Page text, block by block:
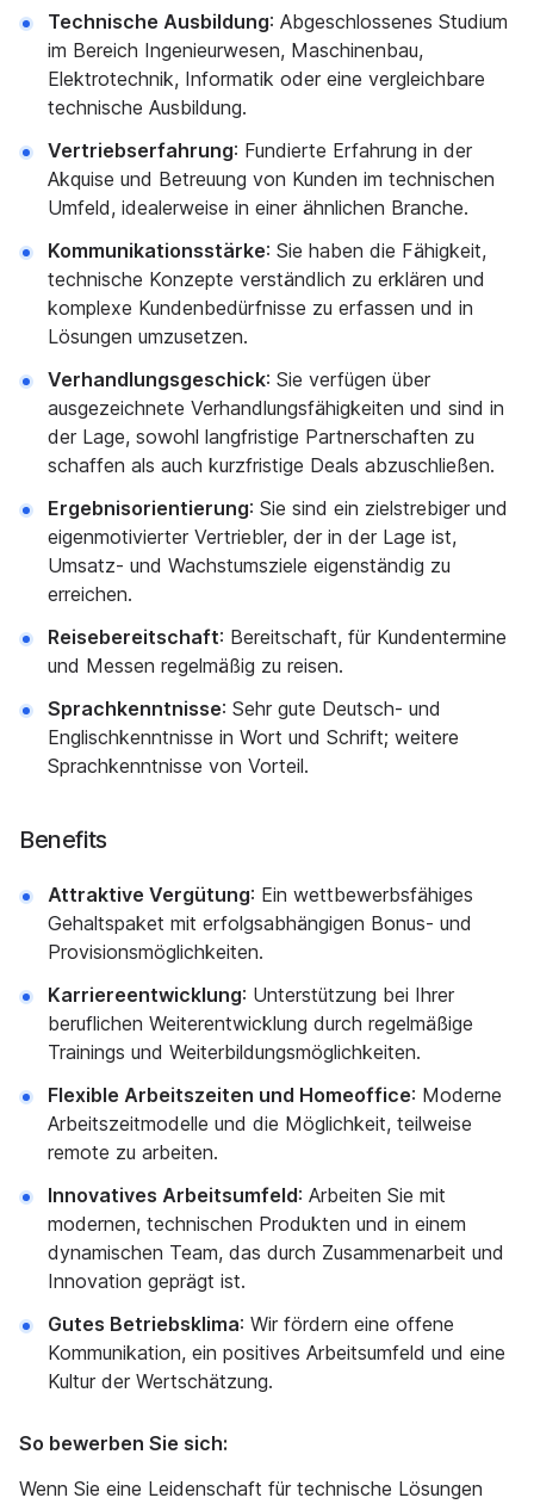
Technische Ausbildung: Abgeschlossenes Studium
im Bereich Ingenieurwesen, Maschinenbau,
Elektrotechnik, Informatik oder eine vergleichbare
technische Ausbildung.
Vertriebserfahrung: Fundierte Erfahrung in der
Akquise und Betreuung von Kunden im technischen
Umfeld, idealerweise in einer ähnlichen Branche.
Kommunikationsstärke: Sie haben die Fähigkeit,
technische Konzepte verständlich zu erklären und
komplexe Kundenbedürfnisse zu erfassen und in
Lösungen umzusetzen.
Verhandlungsgeschick: Sie verfügen über
ausgezeichnete Verhandlungsfähigkeiten und sind in
der Lage, sowohl langfristige Partnerschaften zu
schaffen als auch kurzfristige Deals abzuschließen.
Ergebnisorientierung: Sie sind ein zielstrebiger und
eigenmotivierter Vertriebler, der in der Lage ist,
Umsatz- und Wachstumsziele eigenständig zu
erreichen.
Reisebereitschaft: Bereitschaft, für Kundentermine
und Messen regelmäßig zu reisen.
Sprachkenntnisse: Sehr gute Deutsch- und
Englischkenntnisse in Wort und Schrift; weitere
Sprachkenntnisse von Vorteil.
Benefits
Attraktive Vergütung: Ein wettbewerbsfähiges
Gehaltspaket mit erfolgsabhängigen Bonus- und
Provisionsmöglichkeiten.
Karriereentwicklung: Unterstützung bei Ihrer
beruflichen Weiterentwicklung durch regelmäßige
Trainings und Weiterbildungsmöglichkeiten.
Flexible Arbeitszeiten und Homeoffice: Moderne
Arbeitszeitmodelle und die Möglichkeit, teilweise
remote zu arbeiten.
Innovatives Arbeitsumfeld: Arbeiten Sie mit
modernen, technischen Produkten und in einem
dynamischen Team, das durch Zusammenarbeit und
Innovation geprägt ist.
Gutes Betriebsklima: Wir fördern eine offene
Kommunikation, ein positives Arbeitsumfeld und eine
Kultur der Wertschätzung.
So bewerben Sie sich:
Wenn Sie eine Leidenschaft für technische Lösungen